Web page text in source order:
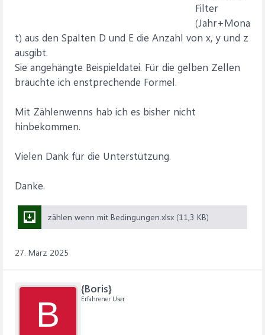
Filter
(Jahr+Mona
t) aus den Spalten D und E die Anzahl von x, y und z
ausgibt.
Sie angehängte Beispieldatei. Für die gelben Zellen
bräuchte ich enstprechende Formel.
Mit Zählenwenns hab ich es bisher nicht
hinbekommen.
Vielen Dank für die Unterstützung.
Danke.
zählen wenn mit Bedingungen.xlsx (11,3 KB)
27. März 2025
B
{Boris}
Erfahrener User